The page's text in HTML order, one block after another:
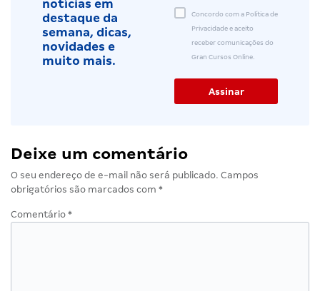
notícias em
destaque da
semana, dicas,
novidades e
muito mais.
Concordo com a Política de
Privacidade e aceito
receber comunicações do
Gran Cursos Online.
Deixe um comentário
O seu endereço de e-mail não será publicado. Campos
obrigatórios são marcados com *
Comentário *